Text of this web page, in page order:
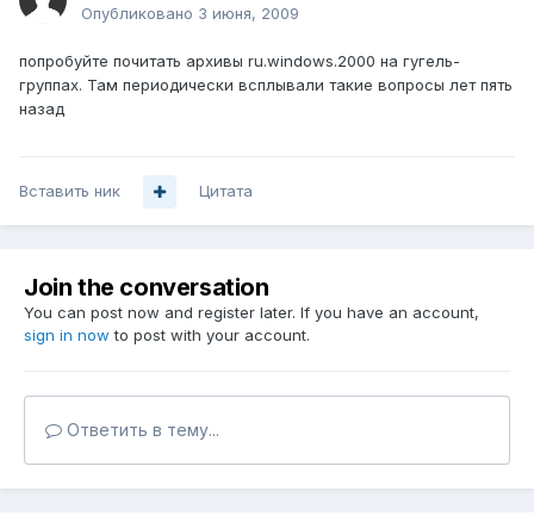
Опубликовано 3 июня, 2009
попробуйте почитать архивы ru.windows.2000 на гугель-
группах. Там периодически всплывали такие вопросы лет пять
назад
Вставить ник Цитата
Join the conversation
You can post now and register later. If you have an account,
sign in now to post with your account.
Ответить в тему...